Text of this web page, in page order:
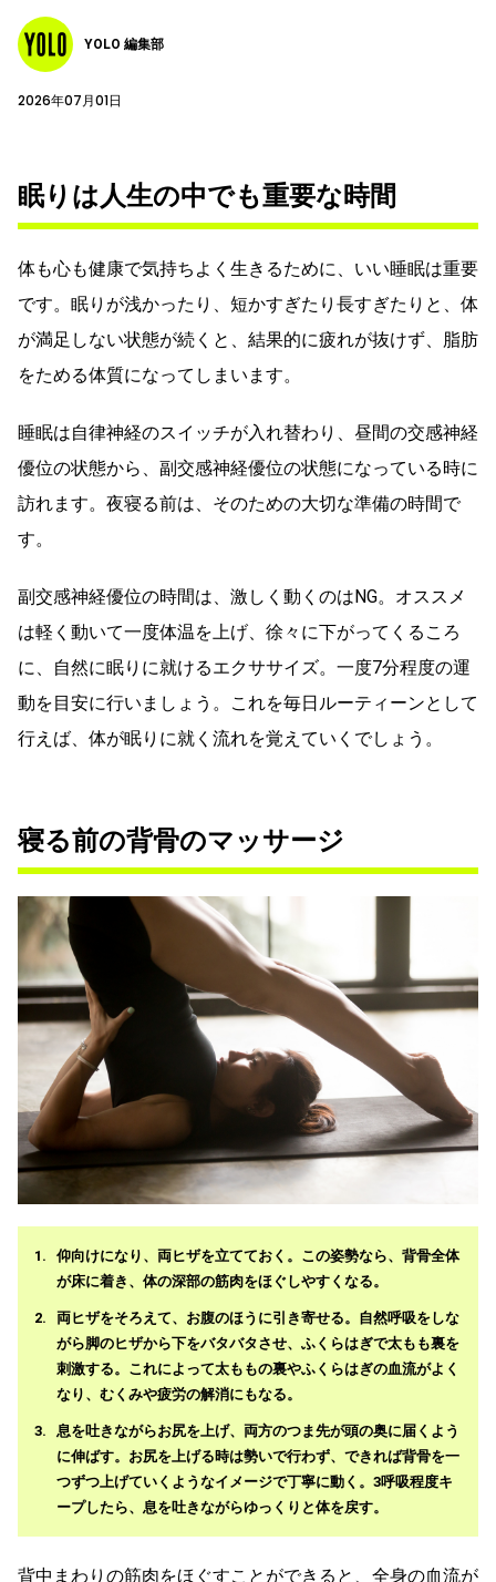
YOLO 編集部
2026年07月01日
眠りは人生の中でも重要な時間
体も心も健康で気持ちよく生きるために、いい睡眠は重要
です。眠りが浅かったり、短かすぎたり長すぎたりと、体
が満足しない状態が続くと、結果的に疲れが抜けず、脂肪
をためる体質になってしまいます。
睡眠は自律神経のスイッチが入れ替わり、昼間の交感神経
優位の状態から、副交感神経優位の状態になっている時に
訪れます。夜寝る前は、そのための大切な準備の時間で
す。
副交感神経優位の時間は、激しく動くのはNG。オススメ
は軽く動いて一度体温を上げ、徐々に下がってくるころ
に、自然に眠りに就けるエクササイズ。一度7分程度の運
動を目安に行いましょう。これを毎日ルーティーンとして
行えば、体が眠りに就く流れを覚えていくでしょう。
寝る前の背骨のマッサージ
仰向けになり、両ヒザを立てておく。この姿勢なら、背骨全体
が床に着き、体の深部の筋肉をほぐしやすくなる。
両ヒザをそろえて、お腹のほうに引き寄せる。自然呼吸をしな
がら脚のヒザから下をバタバタさせ、ふくらはぎで太もも裏を
刺激する。これによって太ももの裏やふくらはぎの血流がよく
なり、むくみや疲労の解消にもなる。
息を吐きながらお尻を上げ、両方のつま先が頭の奥に届くよう
に伸ばす。お尻を上げる時は勢いで行わず、できれば背骨を一
つずつ上げていくようなイメージで丁寧に動く。3呼吸程度キ
ープしたら、息を吐きながらゆっくりと体を戻す。
背中まわりの筋肉をほぐすことができると、全身の血流が